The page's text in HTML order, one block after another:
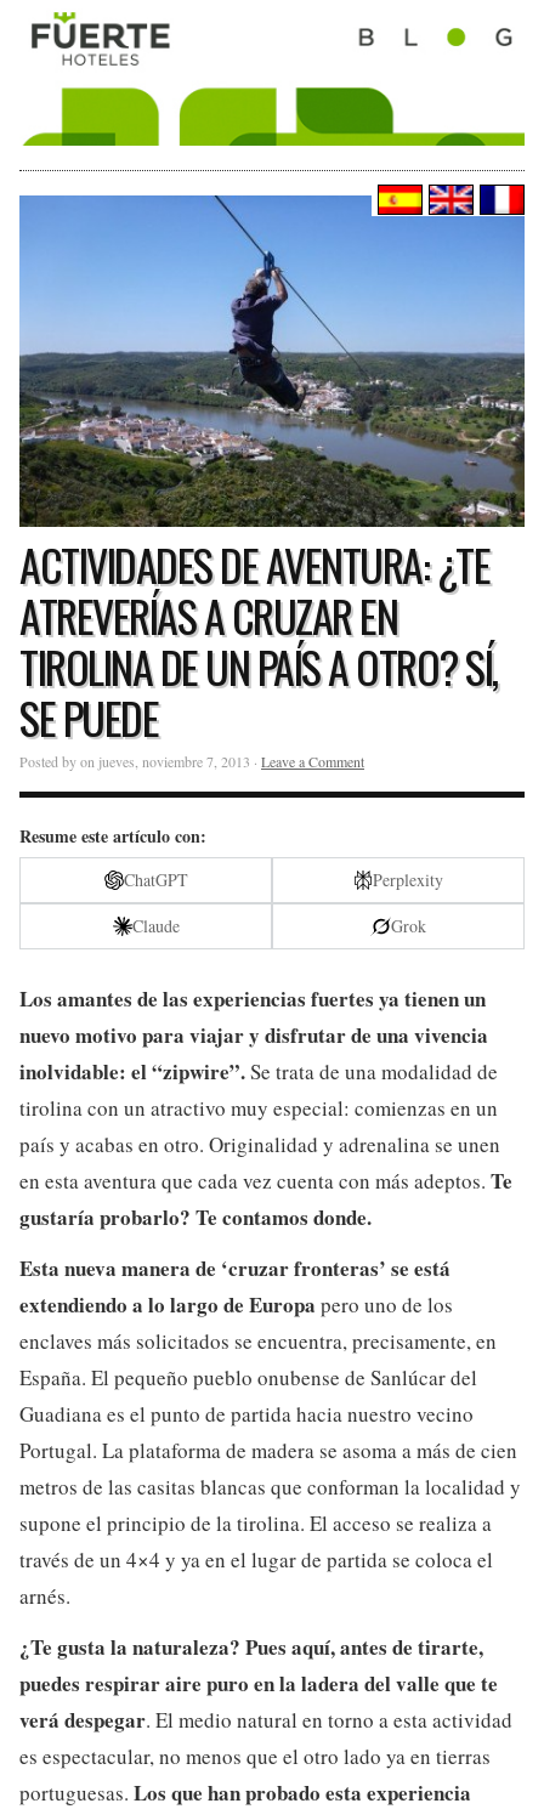
ACTIVIDADES DE AVENTURA: ¿TE
ATREVERÍAS A CRUZAR EN
TIROLINA DE UN PAÍS A OTRO? SÍ,
SE PUEDE
Posted by on jueves, noviembre 7, 2013 · Leave a Comment
Resume este artículo con:
ChatGPT
Perplexity
Claude
Grok
Los amantes de las experiencias fuertes ya tienen un
nuevo motivo para viajar y disfrutar de una vivencia
inolvidable: el “zipwire”.Se trata de una modalidad de
tirolina con un atractivo muy especial: comienzas en un
país y acabas en otro. Originalidad y adrenalina se unen
en esta aventura que cada vez cuenta con más adeptos. Te
gustaría probarlo? Te contamos donde.
Esta nueva manera de ‘cruzar fronteras’ se está
extendiendo a lo largo de Europa pero uno de los
enclaves más solicitados se encuentra, precisamente, en
España. El pequeño pueblo onubense de Sanlúcar del
Guadiana es el punto de partida hacia nuestro vecino
Portugal. La plataforma de madera se asoma a más de cien
metros de las casitas blancas que conforman la localidad y
supone el principio de la tirolina. El acceso se realiza a
través de un 4×4 y ya en el lugar de partida se coloca el
arnés.
¿Te gusta la naturaleza? Pues aquí, antes de tirarte,
puedes respirar aire puro en la ladera del valle que te
verá despegar. El medio natural en torno a esta actividad
es espectacular, no menos que el otro lado ya en tierras
portuguesas. Los que han probado esta experiencia